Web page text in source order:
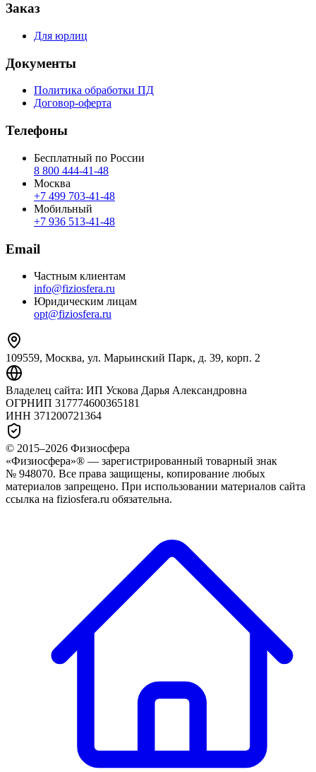
Заказ
Для юрлиц
Документы
Политика обработки ПД
Договор-оферта
Телефоны
Бесплатный по России
8 800 444‑41‑48
Москва
+7 499 703‑41‑48
Мобильный
+7 936 513‑41‑48
Email
Частным клиентам
info@fiziosfera.ru
Юридическим лицам
opt@fiziosfera.ru
109559, Москва, ул. Марьинский Парк, д. 39, корп. 2
Владелец сайта: ИП Ускова Дарья Александровна
ОГРНИП 317774600365181
ИНН 371200721364
© 2015–2026 Физиосфера
«Физиосфера»® — зарегистрированный товарный знак
№ 948070. Все права защищены, копирование любых
материалов запрещено. При использовании материалов сайта
ссылка на fiziosfera.ru обязательна.